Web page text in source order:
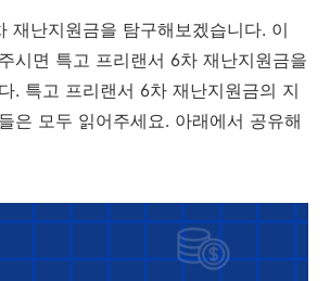
재난지원금을 탐구해보겠습니다. 이
시면 특고 프리랜서 6차 재난지원금을
. 특고 프리랜서 6차 재난지원금의 지
은 모두 읽어주세요. 아래에서 공유해